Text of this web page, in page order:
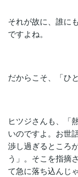
それが故に、誰に
ですよね。
だからこそ、「ひ
ヒツジさんも、「
いのですよ。お世
渉し過ぎるところ
う」。そこを指摘
て急に落ち込んじ